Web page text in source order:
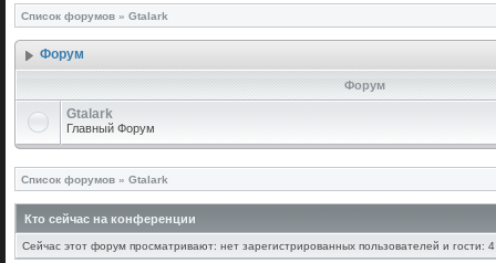
Список форумов » Gtalark
Форум
Форум
Gtalark
Главный Форум
Список форумов » Gtalark
Кто сейчас на конференции
Сейчас этот форум просматривают: нет зарегистрированных пользователей и гости: 4